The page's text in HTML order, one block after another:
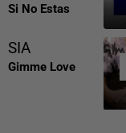
Si No Estas
SIA
Gimme Love